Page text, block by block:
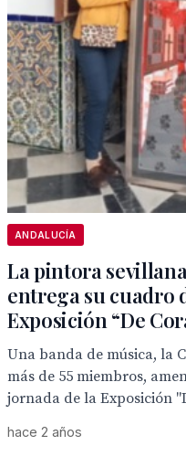
ANDALUCÍA
La pintora
entrega su cuadro
Exposición “De
Una banda de música, la
más de 55 miembros,
jornada de la Exposición
hace 2 años